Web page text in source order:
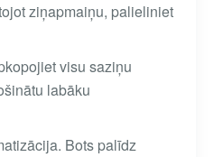
ziņapmaiņu, palieliniet
visu saziņu
labāku
Bots palīdz